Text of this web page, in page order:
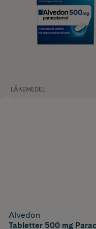
LÄKEMEDEL
Alvedon
Tabletter 500 mg